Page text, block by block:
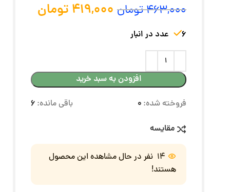
463,000تومان 419,000 تومان
6 عدد در انبار
افزودن به سبد خرید
فروخته شده: 0 باقی مانده: 6
مقایسه
14 نفر در حال مشاهده این محصول
هستند!